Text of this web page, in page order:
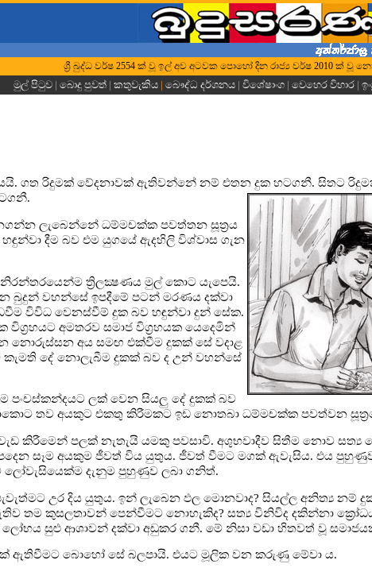
ශ්‍රී බුද්ධ වර්ෂ 2554 ක් වූ ඉල් අව අටවක පොහෝ දින රාජ්‍ය වර්ෂ 2010 ක් වූ
මුල් පිටුව | බොදු පුවත් | කතුවැකිය | බෞද්ධ දර්ශනය | විශේෂාංග | වෙහෙර විහාර |
ගත රිදුමක් වේදනාවක් ඇතිවන්නේ නම් එතන දුක හටගනී. සිතට
ලැබෙන්නේ ධම්මචක්ක පවත්තන සූත්‍රය
දීම බව එම යුගයේ ඇදහිලි විශ්වාස ගැන
ත්‍රිලක්‍ෂණය මුල් කොට යැපෙයි.
බුදුන් වහන්සේ ඉපදීමේ පටන් මරණය දක්වා
විවිධ වෙනස්වීම් දුක බව හඳුන්වා දුන් සේක.
අමතරව සමාජ විග්‍රහයක යෙදෙමින්
නොරුස්සන අය සමඟ එක්වීම දුකක් සේ වදාළ
කැමති දේ නොලැබීම දුකක් බව ද උන් වහන්සේ
පංචස්කන්දයට ලක් වෙන සියලු දේ දුකක් බව
තව අයකුට එකතු කිරීමකට ඉඩ නොතබා ධම්මචක්ක පවත්වන
කිරීමෙන් පලක් නැතැයි යමකු පවසාවි. අශුභවාදීව සිතීම නොව සත්‍ය
සෑම අයකුම ජීවත් විය යුතුය. ජීවත් වීමට මගක් ඇවැසිය. එය
ලෝවැසියෙක්ම දැනුම පුහුණුව ලබා ගනිත්.
උර දිය යුතුය. ඉන් ලැබෙන ඵල මොනවාද? සියල්ල අනිත්‍ය නම්
තම කුසලතාවන් පෙන්වීමට නොහැකිද? සත්‍ය විනිවිද දකින්නා
සුළු ආශාවන් දක්වා අඩුකර ගනී. මේ නිසා වඩා හිතවත් වූ
ඇතිවීමට බොහෝ සේ බලපායි. එයට මූලික වන කරුණු මේවා ය.